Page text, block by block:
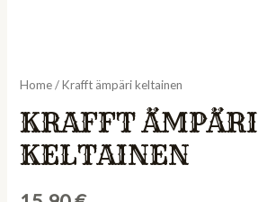
Home/ Krafft ämpäri keltainen
KRAFFT ÄMPÄRI
KELTAINEN